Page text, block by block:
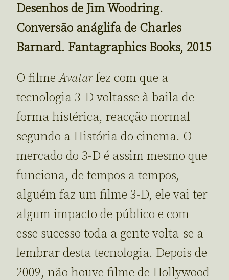
Desenhos de Jim Woodring.
Conversão anáglifa de Charles
Barnard. Fantagraphics Books, 2015
O filmeAvatarfez com que a
tecnologia 3-D voltasse à baila de
forma histérica, reacção normal
segundo a História do cinema. O
mercado do 3-D é assim mesmo que
funciona, de tempos a tempos,
alguém faz um filme 3-D, ele vai ter
algum impacto de público e com
esse sucesso toda a gente volta-se a
lembrar desta tecnologia. Depois de
2009, não houve filme de Hollywood